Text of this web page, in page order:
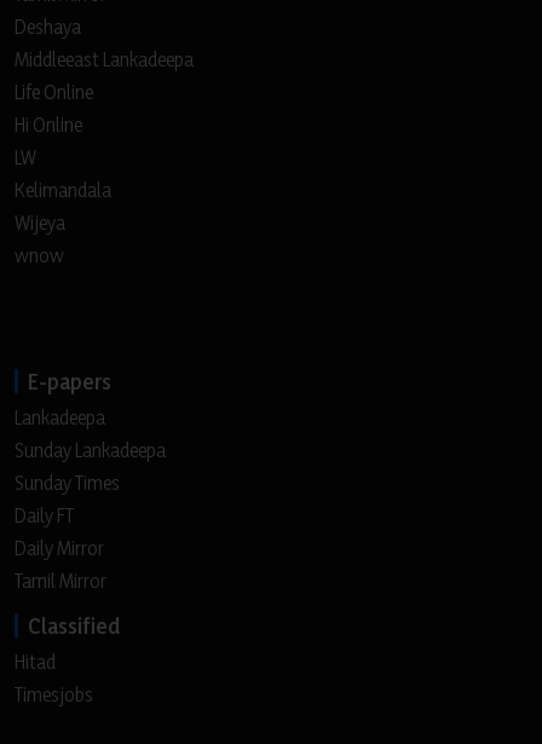
Deshaya
Middleeast Lankadeepa
Life Online
Hi Online
LW
Kelimandala
Wijeya
wnow
E-papers
Lankadeepa
Sunday Lankadeepa
Sunday Times
Daily FT
Daily Mirror
Tamil Mirror
Classified
Hitad
Timesjobs